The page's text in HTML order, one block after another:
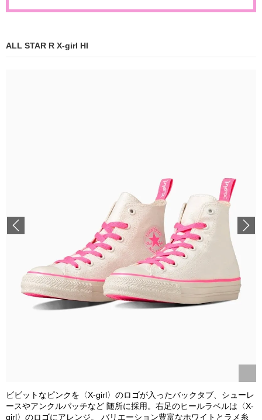
ALL STAR R X-girl HI
ビビットなピンクを〈X-girl〉のロゴが入ったバックタブ、シューレ
ースやアンクルパッチなど 随所に採用。右足のヒールラベルは〈X-
girl〉のロゴにアレンジ。 バリエーション豊富なホワイトとラメ糸